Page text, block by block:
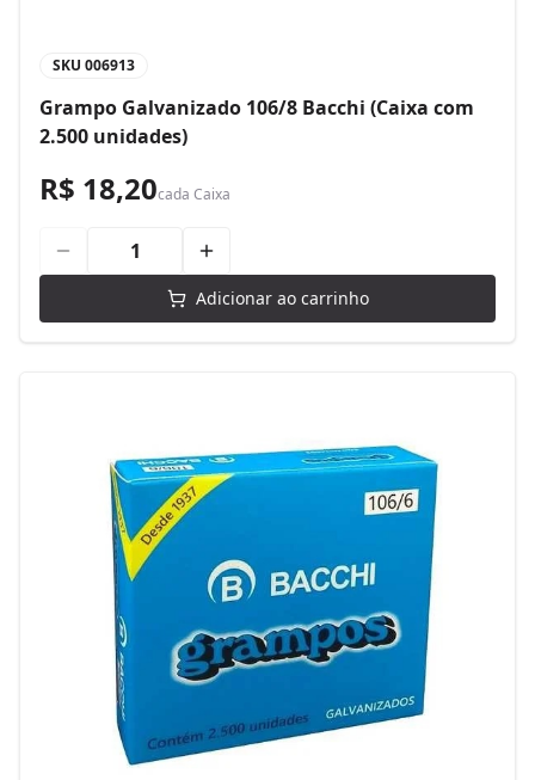
SKU 006913
Grampo Galvanizado 106/8 Bacchi (Caixa com
2.500 unidades)
R$ 18,20cada Caixa
Adicionar ao carrinho